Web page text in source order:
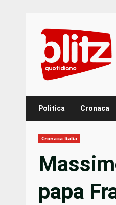
content
Politica Cronaca
Cronaca Italia
papa